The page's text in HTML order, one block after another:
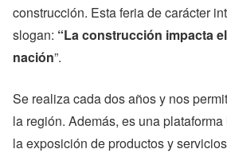
construcción. Esta feria de carácter
slogan: “La construcción impacta
nación”.
Se realiza cada dos años y nos
la región. Además, es una
la exposición de productos y